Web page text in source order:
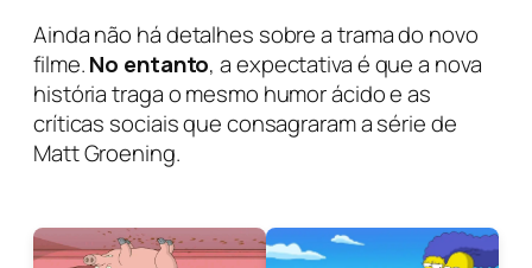
Ainda não há detalhes sobre a trama do novo
filme.No entanto, a expectativa é que a nova
história traga o mesmo humor ácido e as
críticas sociais que consagraram a série de
Matt Groening.